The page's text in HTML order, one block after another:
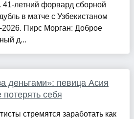
41-летний форвард сборной
в матче с Узбекистаном
Пирс Морган: Доброе
д...
деньгами»: певица Асия
потерять себя
стремятся заработать как